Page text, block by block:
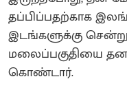
தப்பிப்பதற்காக
இடங்களுக்கு சென்று
மலைப்பகுதியை
கொண்டார்.